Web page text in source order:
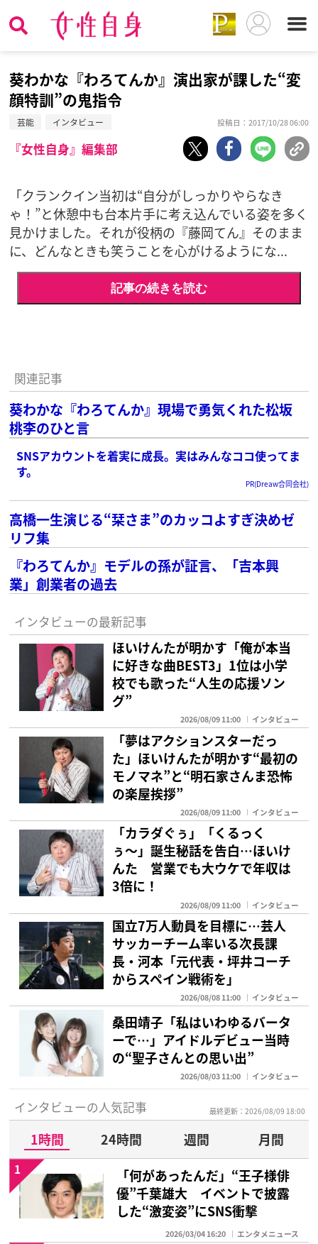
葵わかな『わろてんか』演出家が課した“変
顔特訓”の鬼指令
芸能 インタビュー 投稿日：2017/10/28 06:00
『女性自身』編集部
「クランクイン当初は“自分がしっかりやらなき
ゃ！”と休憩中も台本片手に考え込んでいる姿を多く
見かけました。それが役柄の『藤岡てん』そのまま
に、どんなときも笑うことを心がけるようにな...
記事の続きを読む
関連記事
葵わかな『わろてんか』現場で勇気くれた松坂
桃李のひと言
SNSアカウントを着実に成長。実はみんなココ使ってま
す。
PR(Dreaw合同会社)
高橋一生演じる“栞さま”のカッコよすぎ決めゼ
リフ集
『わろてんか』モデルの孫が証言、「吉本興
業」創業者の過去
インタビューの最新記事
ほいけんたが明かす「俺が本当
に好きな曲BEST3」1位は小学
校でも歌った“人生の応援ソン
グ”
2026/08/09 11:00 インタビュー
「夢はアクションスターだっ
た」ほいけんたが明かす“最初の
モノマネ”と“明石家さんま恐怖
の楽屋挨拶”
2026/08/09 11:00 インタビュー
「カラダぐぅ」「くるっく
ぅ〜」誕生秘話を告白…ほいけ
んた 営業でも大ウケで年収は
3倍に！
2026/08/09 11:00 インタビュー
国立7万人動員を目標に…芸人
サッカーチーム率いる次長課
長・河本「元代表・坪井コーチ
からスペイン戦術を」
2026/08/08 11:00 インタビュー
桑田靖子「私はいわゆるバータ
ーで…」アイドルデビュー当時
の“聖子さんとの思い出”
2026/08/03 11:00 インタビュー
インタビューの人気記事 最終更新：2026/08/09 18:00
1時間 24時間 週間
月間
「何があったんだ」“王子様俳
優”千葉雄大 イベントで披露
した“激変姿”にSNS衝撃
2026/03/04 16:20 エンタメニュース
1